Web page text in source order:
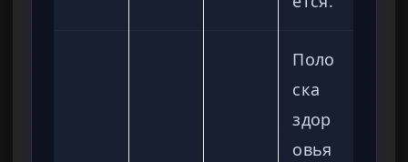
Поло
ска
здор
овья